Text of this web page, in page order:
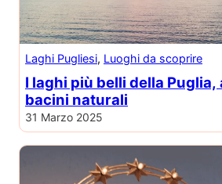
Laghi Pugliesi, Luoghi da scoprire
I laghi più belli della
bacini naturali
31 Marzo 2025